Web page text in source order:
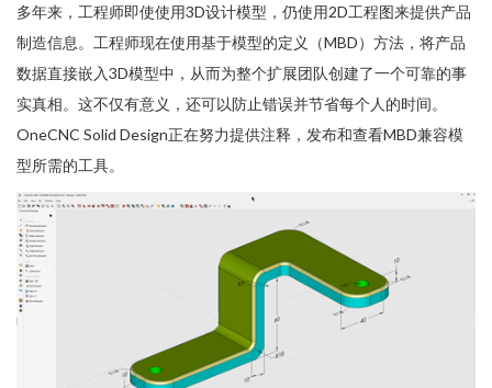
多年来，工程师即使使用3D设计模型，仍使用2D工程图来提供产品
制造信息。工程师现在使用基于模型的定义（MBD）方法，将产品
数据直接嵌入3D模型中，从而为整个扩展团队创建了一个可靠的事
实真相。这不仅有意义，还可以防止错误并节省每个人的时间。
OneCNC Solid Design正在努力提供注释，发布和查看MBD兼容模
型所需的工具。